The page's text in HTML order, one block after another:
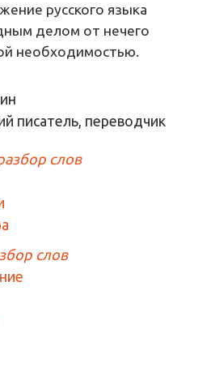
русского языка
делом от нечего
необходимостью.
писатель, переводчик
слов
слов